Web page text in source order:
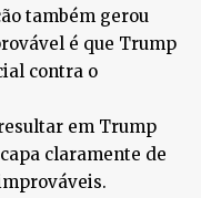
também gerou
é que Trump
contra o
em Trump
claramente de